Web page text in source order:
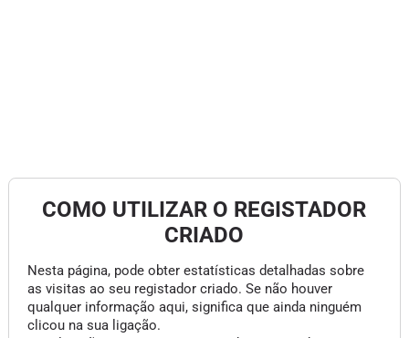
COMO UTILIZAR O REGISTADOR
CRIADO
Nesta página, pode obter estatísticas detalhadas sobre
as visitas ao seu registador criado. Se não houver
qualquer informação aqui, significa que ainda ninguém
clicou na sua ligação.